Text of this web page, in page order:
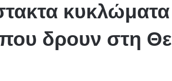
δρουν στη